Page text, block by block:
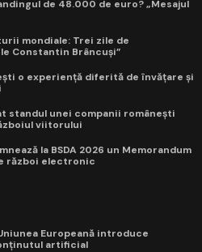
de 48.000 de euro? „Mesajul
mondiale: Trei zile de
Constantin Brâncuși”
o experiență diferită de învățare și
standul unei companii românești
viitorului
la BSDA 2026 un Memorandum
război electronic
Europeană introduce
artificial